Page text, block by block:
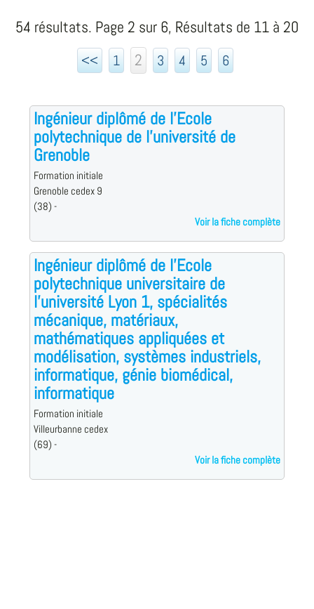
54 résultats. Page 2 sur 6, Résultats de 11 à 20
<< 1 2 3 4 5 6
Ingénieur diplômé de l'Ecole
polytechnique de l'université de
Grenoble
Formation initiale
Grenoble cedex 9
(38) -
Voir la fiche complète
Ingénieur diplômé de l'Ecole
polytechnique universitaire de
l'université Lyon 1, spécialités
mécanique, matériaux,
mathématiques appliquées et
modélisation, systèmes industriels,
informatique, génie biomédical,
informatique
Formation initiale
Villeurbanne cedex
(69) -
Voir la fiche complète